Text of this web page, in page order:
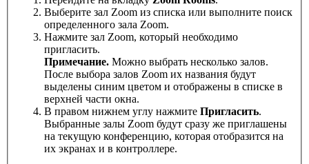
Выберите зал Zoom из списка или выполните поиск
определенного зала Zoom.
Нажмите зал Zoom, который необходимо
пригласить.
Примечание. Можно выбрать несколько залов.
После выбора залов Zoom их названия будут
выделены синим цветом и отображены в списке в
верхней части окна.
В правом нижнем углу нажмите Пригласить.
Выбранные залы Zoom будут сразу же приглашены
на текущую конференцию, которая отобразится на
их экранах и в контроллере.